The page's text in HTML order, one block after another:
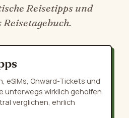
Reisetipps und
eSIMs, Onward-Tickets und
unterwegs wirklich geholfen
verglichen, ehrlich